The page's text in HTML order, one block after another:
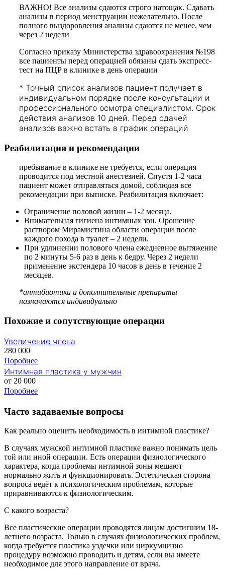
ВАЖНО! Все анализы сдаются строго натощак. Сдавать
анализы в период менструации нежелательно. После
полного выздоровления анализы сдаются не менее, чем
через 2 недели
Согласно приказу Министерства здравоохранения №198
все пациенты перед операцией обязаны сдать экспресс-
тест на ПЦР в клинике в день операции
* Точный список анализов пациент получает в
индивидуальном порядке после консультации и
профессионального осмотра специалистом. Срок
действия анализов 10 дней. Перед сдачей
анализов важно встать в график операций
Реабилитация и рекомендации
пребывание в клинике не требуется, если операция
проводится под местной анестезией. Спустя 1-2 часа
пациент может отправляться домой, соблюдая все
рекомендации при выписке. Реабилитация включает:
Ограничение половой жизни – 1-2 месяца.
Внимательная гигиена интимных зон. Орошение
раствором Мирамистина области операции после
каждого похода в туалет – 2 недели.
При удлинении полового члена ежедневное вытяжение
по 2 минуты 5-6 раз в день к бедру. Через 2 недели
применение экстендера 10 часов в день в течение 2
месяцев.
*антибиотики и дополнительные препараты
назначаются индивидуально
Похожие и сопутствующие операции
Увеличение члена
280 000
Поробнее
Интимная пластика у мужчин
от 20 000
Поробнее
Часто задаваемые вопросы
Как реально оценить необходимость в интимной пластике?
В случаях мужской интимной пластике важно понимать цель
той или иной операции. Есть операции физиологического
характера, когда проблемы интимной зоны мешают
нормально жить и функционировать. Эстетическая сторона
вопроса ведёт к психологическим проблемам, которые
приравниваются к физиологическим.
С какого возраста?
Все пластические операции проводятся лицам достигшим 18-
летнего возраста. Только в случаях физиологических проблем,
когда требуется пластика уздечки или циркумцизио
процедуру возможно проводить и детям, если вы имеете
необходимое для этого направление от врача.